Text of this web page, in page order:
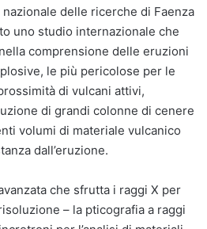
delle ricerche di Faenza
uno studio internazionale che
comprensione delle eruzioni
le più pericolose per le
di vulcani attivi,
di grandi colonne di cenere
volumi di materiale vulcanico
dall’eruzione.
che sfrutta i raggi X per
– la pticografia a raggi